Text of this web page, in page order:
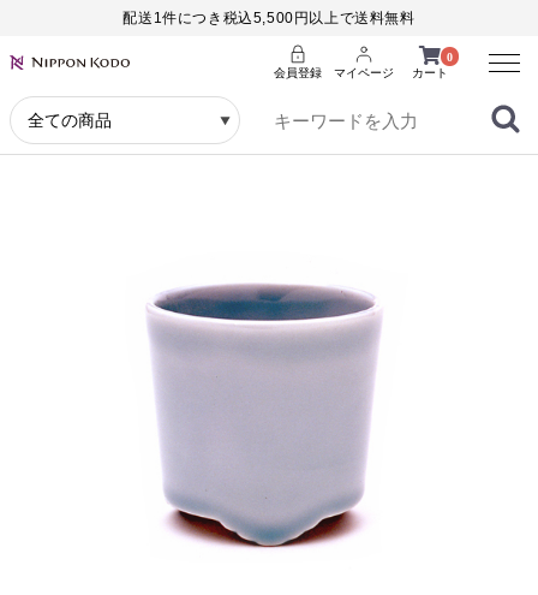
配送1件につき税込5,500円以上で送料無料
0
カート
会員登録 マイページ
Menu